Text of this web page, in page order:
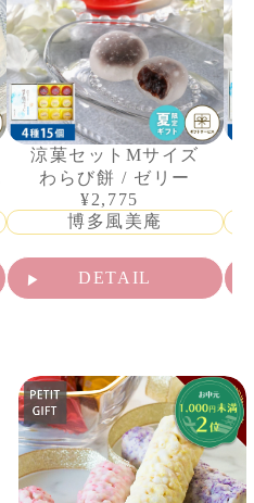
涼菓セットMサイズ
わらび餅 / ゼリー
¥2,775
博多風美庵
DETAIL